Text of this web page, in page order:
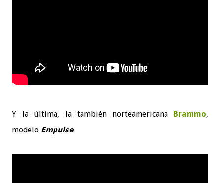
Y la última, la también norteamericana Brammo,
modelo Empulse.